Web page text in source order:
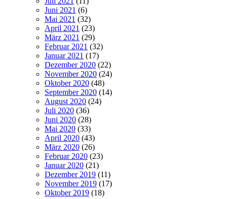
Juni 2021 (6)
Mai 2021 (32)
April 2021 (23)
März 2021 (29)
Februar 2021 (32)
Januar 2021 (17)
Dezember 2020 (22)
November 2020 (24)
Oktober 2020 (48)
September 2020 (14)
August 2020 (24)
Juli 2020 (36)
Juni 2020 (28)
Mai 2020 (33)
April 2020 (43)
März 2020 (26)
Februar 2020 (23)
Januar 2020 (21)
Dezember 2019 (11)
November 2019 (17)
Oktober 2019 (18)